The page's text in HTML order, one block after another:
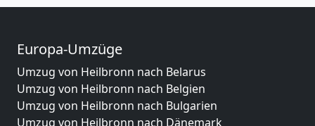
Europa-Umzüge
Umzug von Heilbronn nach Belarus
Umzug von Heilbronn nach Belgien
Umzug von Heilbronn nach Bulgarien
Umzug von Heilbronn nach Dänemark